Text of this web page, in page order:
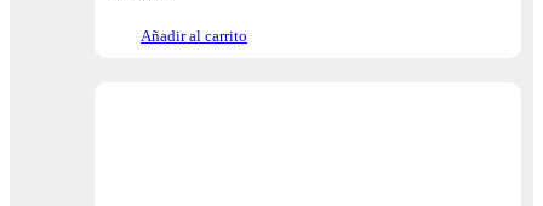
Añadir al carrito